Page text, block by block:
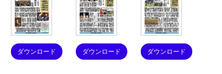
ダウンロード ダウンロード ダウンロード